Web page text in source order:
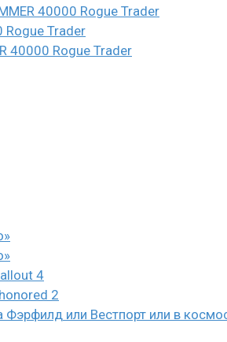
40000 Rogue Trader
Rogue Trader
40000 Rogue Trader
4
2
Фэрфилд или Вестпорт или в